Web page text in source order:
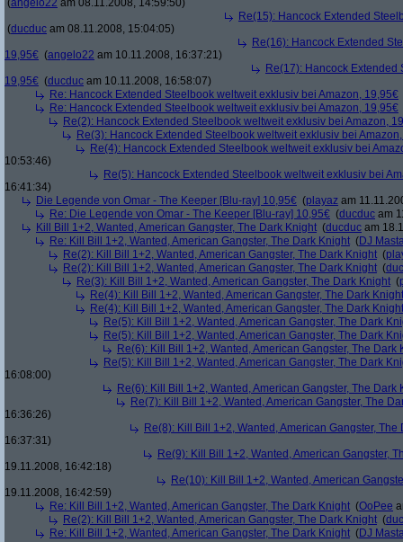
(angelo22 am 08.11.2008, 14:59:50)
Re(15): Hancock Extended
(ducduc am 08.11.2008, 15:04:05)
Re(16): Hancock Extended
19,95€ (angelo22 am 10.11.2008, 16:37:21)
Re(17): Hancock
19,95€ (ducduc am 10.11.2008, 16:58:07)
Re: Hancock Extended Steelbook weltweit exklusiv bei Amazon, 19,95€
Re: Hancock Extended Steelbook weltweit exklusiv bei Amazon, 19,95€
Re(2): Hancock Extended Steelbook weltweit exklusiv bei Amazon,
Re(3): Hancock Extended Steelbook weltweit exklusiv bei
Re(4): Hancock Extended Steelbook weltweit exklusiv bei
10:53:46)
Re(5): Hancock Extended Steelbook weltweit exklusiv bei
16:41:34)
Die Legende von Omar - The Keeper [Blu-ray] 10,95€ (playaz am
Re: Die Legende von Omar - The Keeper [Blu-ray] 10,95€ (ducduc am
Kill Bill 1+2, Wanted, American Gangster, The Dark Knight (ducduc am
Re: Kill Bill 1+2, Wanted, American Gangster, The Dark Knight (DJ
Re(2): Kill Bill 1+2, Wanted, American Gangster, The Dark Knight (
Re(2): Kill Bill 1+2, Wanted, American Gangster, The Dark Knight (
Re(3): Kill Bill 1+2, Wanted, American Gangster, The Dark Knight (
Re(4): Kill Bill 1+2, Wanted, American Gangster, The Dark Knight
Re(4): Kill Bill 1+2, Wanted, American Gangster, The Dark Knight
Re(5): Kill Bill 1+2, Wanted, American Gangster, The Dark
Re(5): Kill Bill 1+2, Wanted, American Gangster, The Dark
Re(6): Kill Bill 1+2, Wanted, American Gangster, The Dark
Re(5): Kill Bill 1+2, Wanted, American Gangster, The Dark
16:08:00)
Re(6): Kill Bill 1+2, Wanted, American Gangster, The Dark
Re(7): Kill Bill 1+2, Wanted, American Gangster, The
16:36:26)
Re(8): Kill Bill 1+2, Wanted, American Gangster, The
16:37:31)
Re(9): Kill Bill 1+2, Wanted, American Gangster,
19.11.2008, 16:42:18)
Re(10): Kill Bill 1+2, Wanted, American
19.11.2008, 16:42:59)
Re: Kill Bill 1+2, Wanted, American Gangster, The Dark Knight (OoPee
Re(2): Kill Bill 1+2, Wanted, American Gangster, The Dark Knight (
Re: Kill Bill 1+2, Wanted, American Gangster, The Dark Knight (DJ